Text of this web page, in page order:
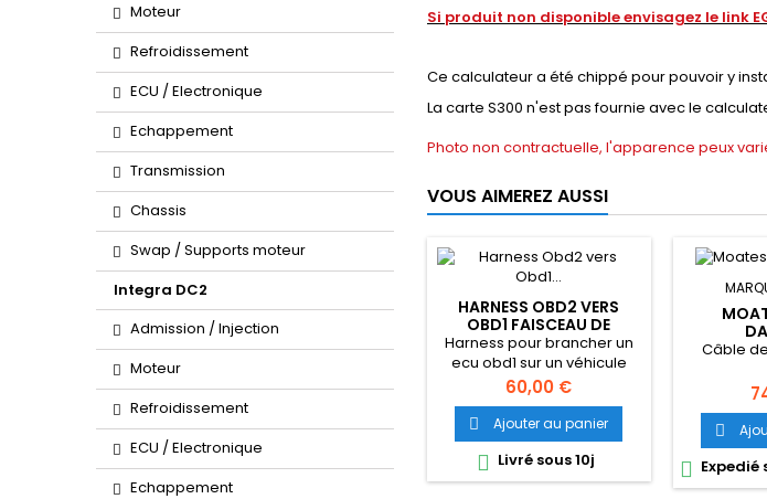
Moteur
Refroidissement
ECU / Electronique
Echappement
Transmission
Chassis
Swap / Supports moteur
Integra DC2
Admission / Injection
Moteur
Refroidissement
ECU / Electronique
Echappement
Si produit non disponible envisagez le link
Ce calculateur a été chippé pour pouvoir y
La carte S300 n'est pas fournie avec le
Photo non contractuelle, l'apparence peux
VOUS AIMEREZ AUSSI
HARNESS OBD2 VERS
OBD1 FAISCEAU DE
CONVERSION
Harness pour brancher un
ecu obd1 sur un véhicule
obd2
Prix
60,00 €
 Ajouter au panier
 Livré sous 10j
Câble

 Expedié